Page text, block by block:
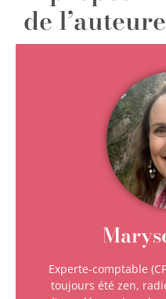
de l’auteure
Experte-comptable
toujours été zen,